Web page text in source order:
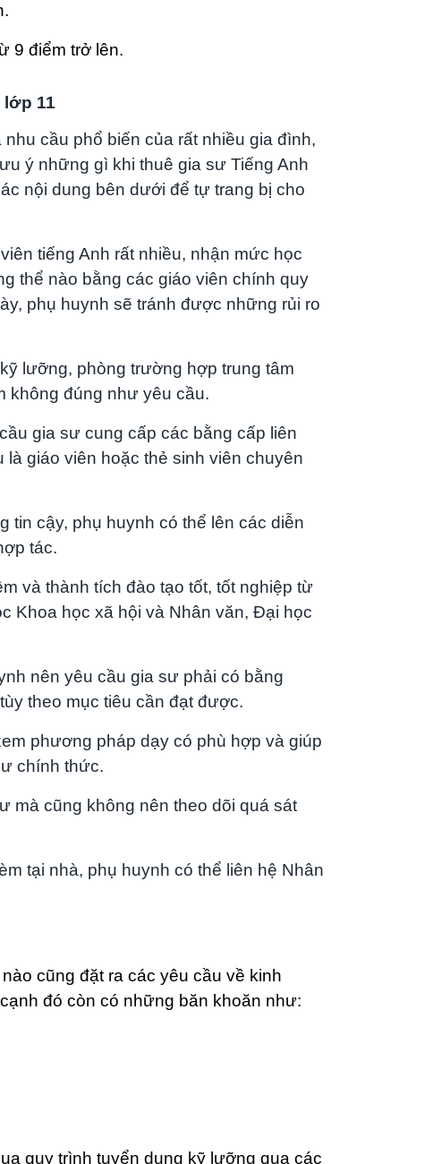
9 điểm trở lên.
11
nhu cầu phổ biến của rất nhiều gia đình,
ý những gì khi thuê gia sư Tiếng Anh
nội dung bên dưới để tự trang bị cho
tiếng Anh rất nhiều, nhận mức học
thể nào bằng các giáo viên chính quy
phụ huynh sẽ tránh được những rủi ro
lưỡng, phòng trường hợp trung tâm
không đúng như yêu cầu.
gia sư cung cấp các bằng cấp liên
giáo viên hoặc thẻ sinh viên chuyên
tin cậy, phụ huynh có thể lên các diễn
tác.
và thành tích đào tạo tốt, tốt nghiệp từ
Khoa học xã hội và Nhân văn, Đại học
nên yêu cầu gia sư phải có bằng
theo mục tiêu cần đạt được.
phương pháp dạy có phù hợp và giúp
chính thức.
mà cũng không nên theo dõi quá sát
tại nhà, phụ huynh có thể liên hệ Nhân
cũng đặt ra các yêu cầu về kinh
đó còn có những băn khoăn như:
quy trình tuyển dụng kỹ lưỡng qua các